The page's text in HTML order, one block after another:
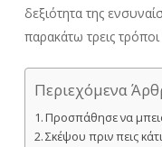
δεξιότητα της
παρακάτω τρεις
Περιεχόμενα
Προσπάθησε να
Σκέψου πριν πεις κάτι